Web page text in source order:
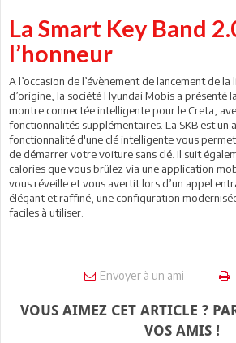
La Smart Key Band
l’honneur
A l’occasion de l’évènement de lancement de la
d’origine, la société Hyundai Mobis a présenté
montre connectée intelligente pour le Creta,
fonctionnalités supplémentaires. La SKB est un
fonctionnalité d'une clé intelligente vous
de démarrer votre voiture sans clé. Il suit
calories que vous brûlez via une application
vous réveille et vous avertit lors d’un appel
élégant et raffiné, une configuration
faciles à utiliser.
Envoyer à un ami
VOUS AIMEZ CET ARTICLE ?
VOS AMIS !